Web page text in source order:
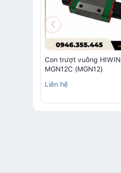
Con trượt vuông HIWIN
MGN12C (MGN12)
Liên hệ